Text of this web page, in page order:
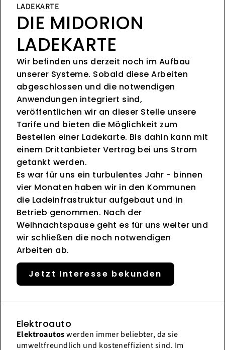
LADEKARTE
DIE MIDORION
LADEKARTE
Wir befinden uns derzeit noch im Aufbau
unserer Systeme. Sobald diese Arbeiten
abgeschlossen und die notwendigen
Anwendungen integriert sind,
veröffentlichen wir an dieser Stelle unsere
Tarife und bieten die Möglichkeit zum
Bestellen einer Ladekarte. Bis dahin kann mit
einem Drittanbieter Vertrag bei uns Strom
getankt werden.
Es war für uns ein turbulentes Jahr - binnen
vier Monaten haben wir in den Kommunen
die Ladeinfrastruktur aufgebaut und in
Betrieb genommen. Nach der
Weihnachtspause geht es für uns weiter und
wir schließen die noch notwendigen
Arbeiten ab.
Jetzt Interesse bekunden
Elektroauto
Elektroautoswerden immer beliebter, da sie
umweltfreundlich und kosteneffizient sind. Im